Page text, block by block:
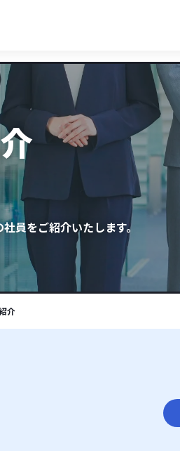
員をご紹介いたします。
介